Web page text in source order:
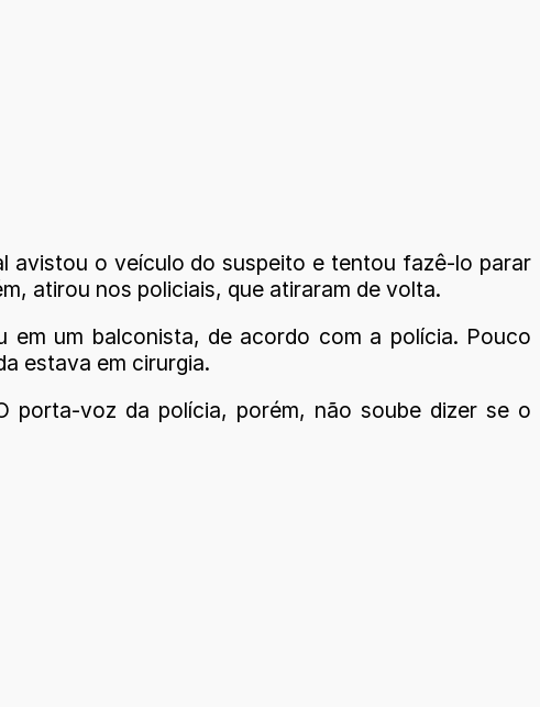
avistou o veículo do suspeito e tentou fazê-lo parar
atirou nos policiais, que atiraram de volta.
um balconista, de acordo com a polícia. Pouco
estava em cirurgia.
voz da polícia, porém, não soube dizer se o